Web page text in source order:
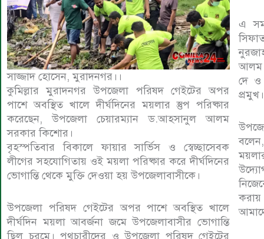
সাজ্জাদ হোসেন, মুরাদনগর।।
কুমিল্লার মুরাদনগর উপজেলা পরিষদ গেইটের অপর
পাশে অবস্থিত খালে দীর্ঘদিনের ময়লার স্তুপ পরিষ্কার
করেছেন, উপজেলা চেয়ারম্যান ড.আহসানুল আলম
সরকার কিশোর।
বৃহস্পতিবার বিকালে ফায়ার সার্ভিস ও স্বেচ্ছাসেবক
লীগের সহযোগিতায় ওই ময়লা পরিষ্কার করে দীর্ঘদিনের
ভোগান্তি থেকে মুক্তি দেওয়া হয় উপজেলাবাসীকে।
উপজেলা পরিষদ গেইটের অপর পাশে অবস্থিত খালে
দীর্ঘদিন ময়লা আবর্জনা জমে উপজেলাবাসীর ভোগান্তি
ছিল চরমে। পথচারীদের ও উপজেলা পরিষদ গেইটের
এ
আলম
দে ও
প্রমুখ।
করায়